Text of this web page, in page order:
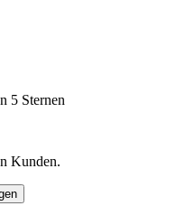
5 Sternen
Kunden.